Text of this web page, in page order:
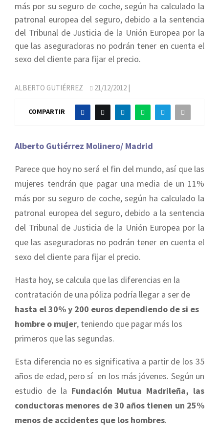
más por su seguro de coche, según ha calculado la
patronal europea del seguro, debido a la sentencia
del Tribunal de Justicia de la Unión Europea por la
que las aseguradoras no podrán tener en cuenta el
sexo del cliente para fijar el precio.
ALBERTO GUTIÉRREZ 21/12/2012 |
COMPARTIR
Alberto Gutiérrez Molinero/ Madrid
Parece que hoy no será el fin del mundo, así que las
mujeres tendrán que pagar una media de un 11%
más por su seguro de coche, según ha calculado la
patronal europea del seguro, debido a la sentencia
del Tribunal de Justicia de la Unión Europea por la
que las aseguradoras no podrán tener en cuenta el
sexo del cliente para fijar el precio.
Hasta hoy, se calcula que las diferencias en la
contratación de una póliza podría llegar a ser de
hasta el 30% y 200 euros dependiendo de si es
hombre o mujer, teniendo que pagar más los
primeros que las segundas.
Esta diferencia no es significativa a partir de los 35
años de edad, pero sí en los más jóvenes. Según un
estudio de la Fundación Mutua Madrileña, las
conductoras menores de 30 años tienen un 25%
menos de accidentes que los hombres.